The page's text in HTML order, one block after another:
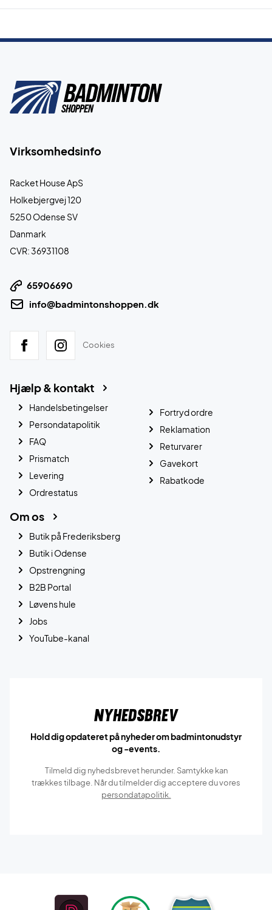
Virksomhedsinfo
Racket House ApS
Holkebjergvej 120
5250 Odense SV
Danmark
CVR: 36931108
65906690
info@badmintonshoppen.dk
Cookies
Hjælp & kontakt
Handelsbetingelser
Persondatapolitik
FAQ
Prismatch
Levering
Ordrestatus
Fortryd ordre
Reklamation
Returvarer
Gavekort
Rabatkode
Om os
Butik på Frederiksberg
Butik i Odense
Opstrengning
B2B Portal
Løvens hule
Jobs
YouTube-kanal
Nyhedsbrev
Hold dig opdateret på nyheder om badmintonudstyr
og -events.
Tilmeld dig nyhedsbrevet herunder. Samtykke kan
trækkes tilbage. Når du tilmelder dig acceptere du vores
persondatapolitik.